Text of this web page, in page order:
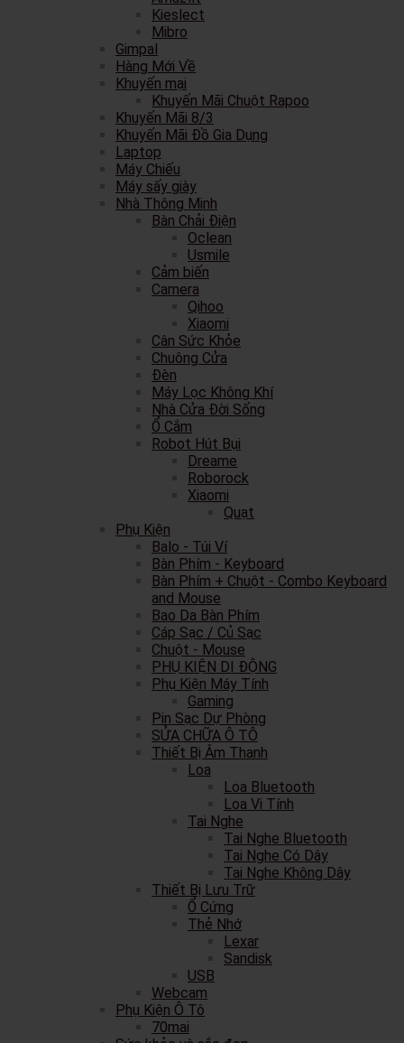
Kieslect
Mibro
Gimpal
Hàng Mới Về
Khuyến mại
Khuyến Mãi Chuột Rapoo
Khuyến Mãi 8/3
Khuyến Mãi Đồ Gia Dụng
Laptop
Máy Chiếu
Máy sấy giày
Nhà Thông Minh
Bàn Chải Điện
Oclean
Usmile
Cảm biến
Camera
Qihoo
Xiaomi
Cân Sức Khỏe
Chuông Cửa
Đèn
Máy Lọc Không Khí
Nhà Cửa Đời Sống
Ổ Cắm
Robot Hút Bụi
Dreame
Roborock
Xiaomi
Quạt
Phụ Kiện
Balo - Túi Ví
Bàn Phím - Keyboard
Bàn Phím + Chuột - Combo Keyboard
and Mouse
Bao Da Bàn Phím
Cáp Sạc / Củ Sạc
Chuột - Mouse
PHỤ KIỆN DI ĐỘNG
Phụ Kiện Máy Tính
Gaming
Pin Sạc Dự Phòng
SỬA CHỮA Ô TÔ
Thiết Bị Âm Thanh
Loa
Loa Bluetooth
Loa Vi Tính
Tai Nghe
Tai Nghe Bluetooth
Tai Nghe Có Dây
Tai Nghe Không Dây
Thiết Bị Lưu Trữ
Ổ Cứng
Thẻ Nhớ
Lexar
Sandisk
USB
Webcam
Phụ Kiện Ô Tô
70mai